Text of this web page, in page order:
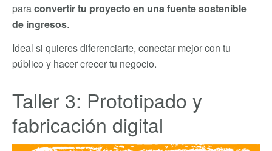
paraconvertir tu proyecto en una fuente sostenible
de ingresos.
Ideal si quieres diferenciarte, conectar mejor con tu
público y hacer crecer tu negocio.
Taller 3: Prototipado y
fabricación digital